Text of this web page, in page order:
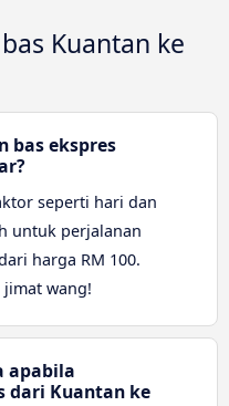
Kuantan ke
bas ekspres
seperti hari dan
untuk perjalanan
harga RM 100.
wang!
apabila
dari Kuantan ke